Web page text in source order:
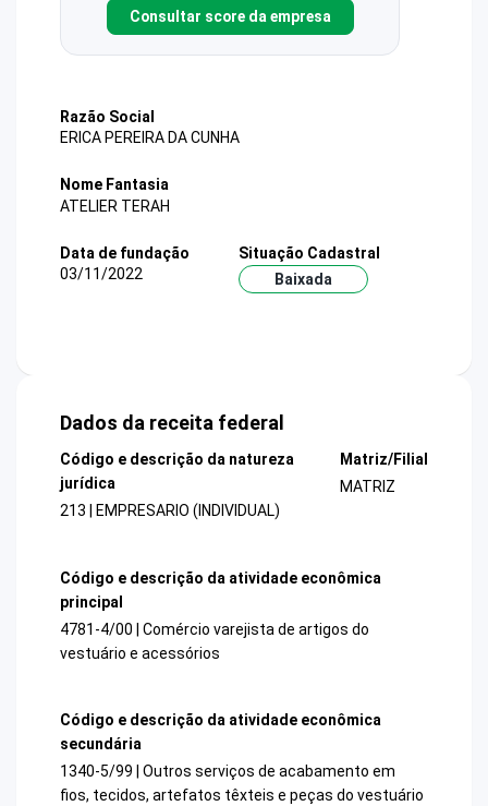
Consultar score da empresa
Razão Social
ERICA PEREIRA DA CUNHA
Nome Fantasia
ATELIER TERAH
Data de fundação
03/11/2022
Situação Cadastral
Baixada
Dados da receita federal
Código e descrição da natureza
jurídica
213 | EMPRESARIO (INDIVIDUAL)
Matriz/Filial
MATRIZ
Código e descrição da atividade econômica
principal
4781-4/00 | Comércio varejista de artigos do
vestuário e acessórios
Código e descrição da atividade econômica
secundária
1340-5/99 | Outros serviços de acabamento em
fios, tecidos, artefatos têxteis e peças do vestuário